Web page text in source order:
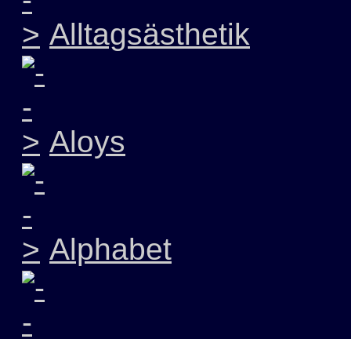
Alltagsästhetik
Aloys
Alphabet